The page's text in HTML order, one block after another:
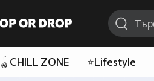
🪀CHILL ZONE ⭐Lifestyle